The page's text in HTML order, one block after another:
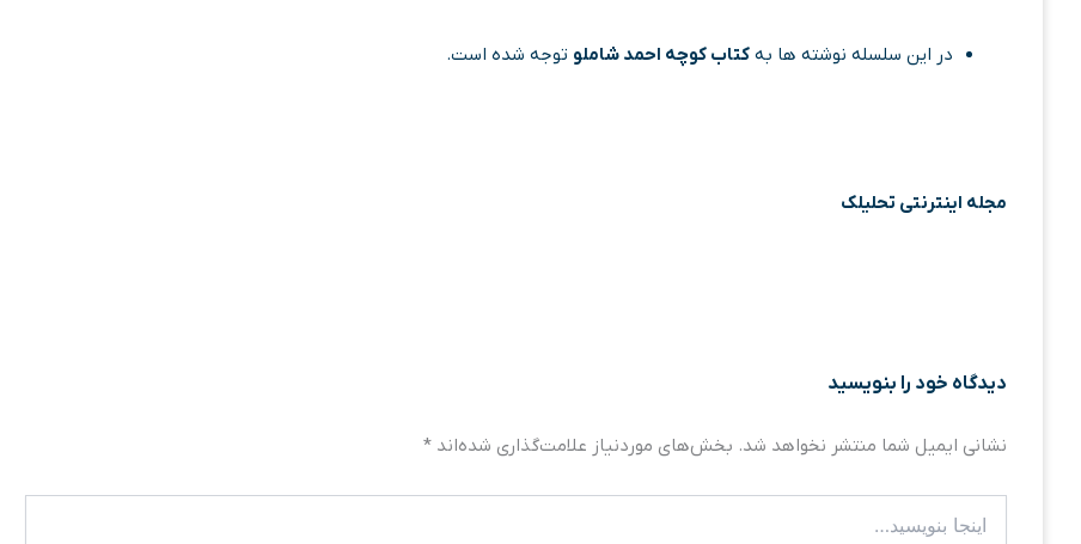
در این سلسله نوشته ها به کتاب کوچه احمد شاملو توجه شده است.
مجله اینترنتی تحلیلک
دیدگاه‌ خود را بنویسید
نشانی ایمیل شما منتشر نخواهد شد. بخش‌های موردنیاز علامت‌گذاری شده‌اند *
بنویسید…